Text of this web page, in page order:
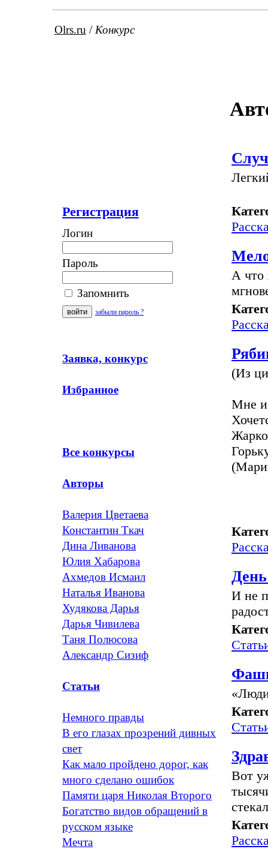
Olrs.ru / Конкурс
Регистрация
Логин
Пароль
Запомнить
забыли пароль ?
Заявка, конкурс
Избранное
Все конкурсы
Авторы
Валерия Цветаева
Константин Ткач
Дина Ливанова
Юлия Хабарова
Ахмедов Исмаил
Наталья Иванова
Худякова Дарья
Дарья Чивилева
Таня Полюсова
Александр Сизиф
Статьи
Немного правды
В его глазах прозрений дивных
свет
Как мало пройдено дорог, как
много сделано ошибок
Памяти царя Николая Второго
Богатство видов обращений в
русском языке
Мечта
А что
(Из
Мне
День
И не
Вот